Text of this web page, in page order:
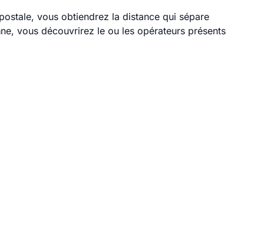
vous obtiendrez la distance qui sépare
vous découvrirez le ou les opérateurs présents